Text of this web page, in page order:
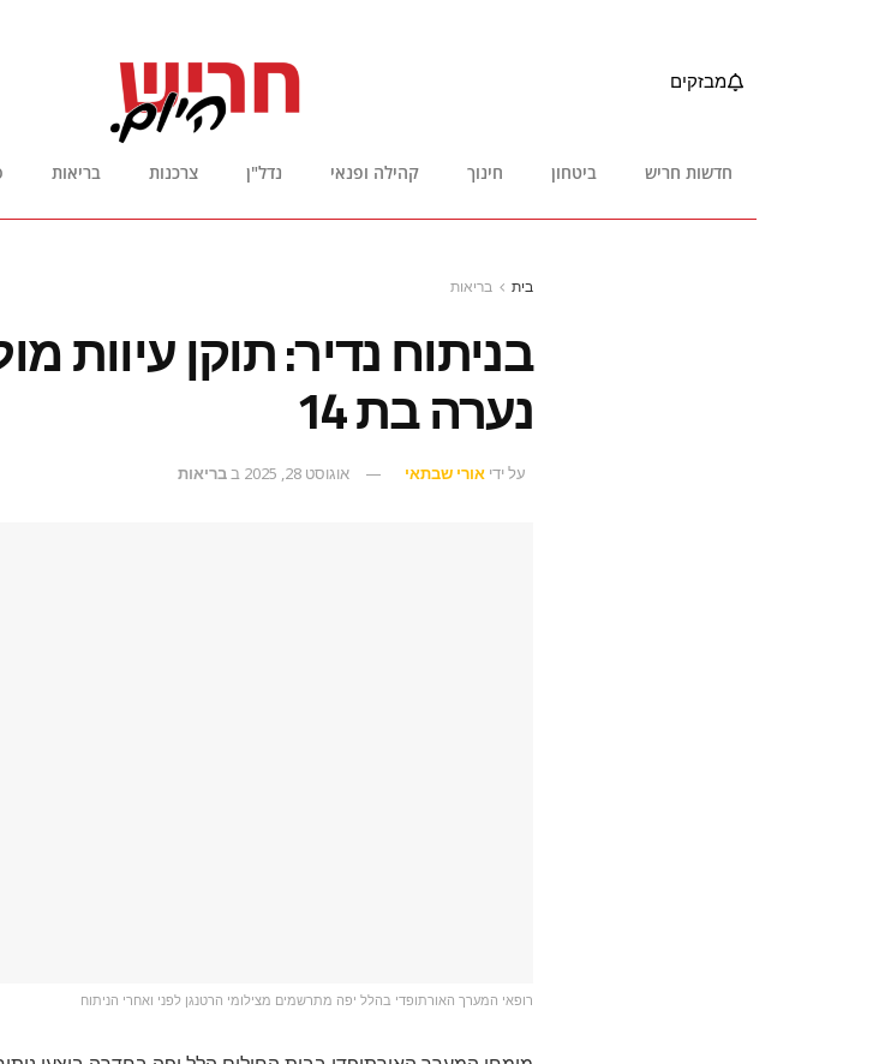
מבזקים
חדשות חריש ביטחון חינוך קהילה ופנאי נדל"ן צרכנות בריאות
בית בריאות
בניתוח נדיר: תוקן עיוות
נערה בת 14
על ידי אורי שבתאי אוגוסט 28, 2025 בבריאות
רופאי המערך האורתופדי בהלל יפה מתרשמים מצילומי הרטנגן לפני ואחרי הניתוח